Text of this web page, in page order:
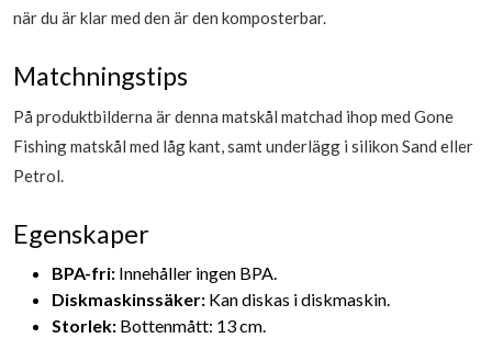
när du är klar med den är den komposterbar.
Matchningstips
På produktbilderna är denna matskål matchad ihop med Gone
Fishing matskål med låg kant, samt underlägg i silikon Sand eller
Petrol.
Egenskaper
BPA-fri: Innehåller ingen BPA.
Diskmaskinssäker: Kan diskas i diskmaskin.
Storlek: Bottenmått: 13 cm.